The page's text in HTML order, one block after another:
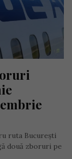
ruta București
două zboruri pe